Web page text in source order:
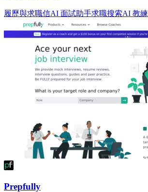
履歷與求職信AI 面試助手求職搜索AI 教練
Prepfully